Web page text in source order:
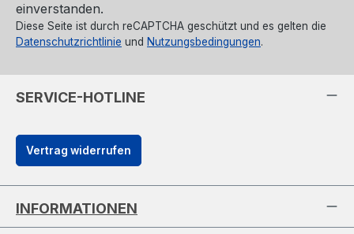
einverstanden.
Diese Seite ist durch reCAPTCHA geschützt und es gelten die
Datenschutzrichtlinie und Nutzungsbedingungen.
SERVICE-HOTLINE
Vertrag widerrufen
INFORMATIONEN